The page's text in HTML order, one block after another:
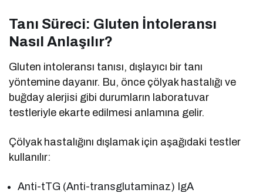
Tanı Süreci: Gluten İntoleransı
Nasıl Anlaşılır?
Gluten intoleransı tanısı, dışlayıcı bir tanı
yöntemine dayanır. Bu, önce çölyak hastalığı ve
buğday alerjisi gibi durumların laboratuvar
testleriyle ekarte edilmesi anlamına gelir.
Çölyak hastalığını dışlamak için aşağıdaki testler
kullanılır:
Anti-tTG (Anti-transglutaminaz) IgA